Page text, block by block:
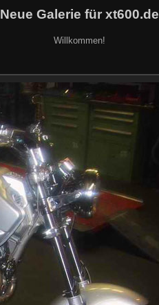
Neue Galerie für xt600.de
Willkommen!